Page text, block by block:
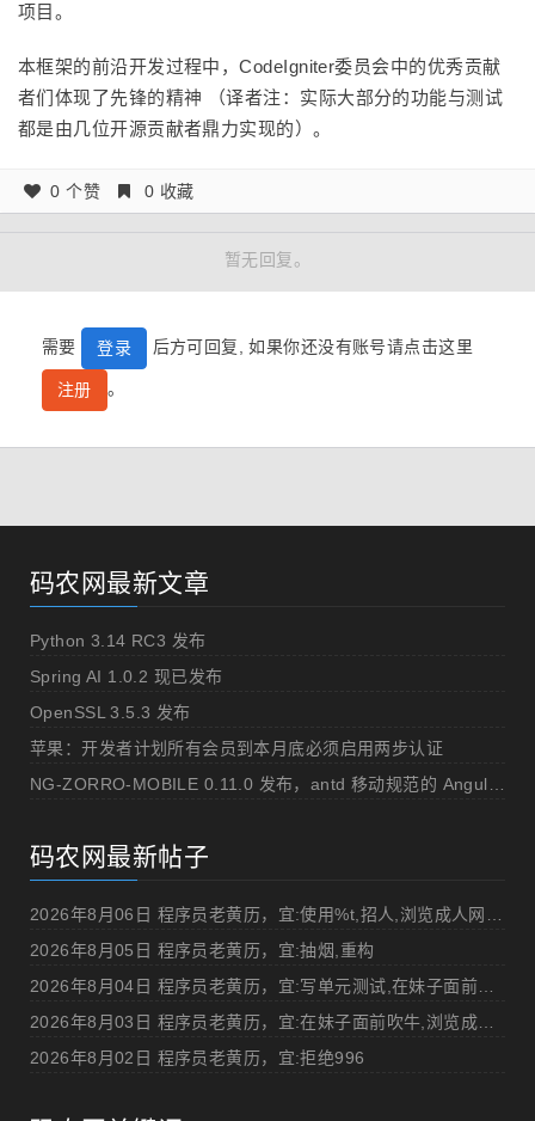
项目。
本框架的前沿开发过程中，CodeIgniter委员会中的优秀贡献
者们体现了先锋的精神 （译者注：实际大部分的功能与测试
都是由几位开源贡献者鼎力实现的）。
0 个赞 0 收藏
暂无回复。
需要 登录 后方可回复, 如果你还没有账号请点击这里
注册 。
码农网最新文章
Python 3.14 RC3 发布
Spring AI 1.0.2 现已发布
OpenSSL 3.5.3 发布
苹果：开发者计划所有会员到本月底必须启用两步认证
码农网最新帖子
2026年8月05日 程序员老黄历，宜:抽烟,重构
2026年8月02日 程序员老黄历，宜:拒绝996